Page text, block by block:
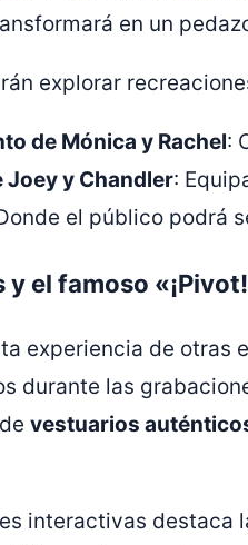
en un
explorar
de Mónica y Rachel:
Joey y Chandler:
el público podrá
y el famoso
experiencia de otras
durante las
vestuarios
interactivas destaca